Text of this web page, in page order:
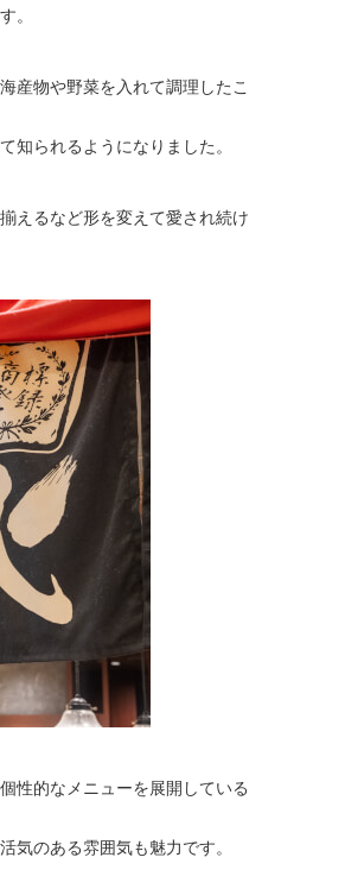
。
産物や野菜を入れて調理したこ
られるようになりました。
えるなど形を変えて愛され続け
性的なメニューを展開している
のある雰囲気も魅力です。